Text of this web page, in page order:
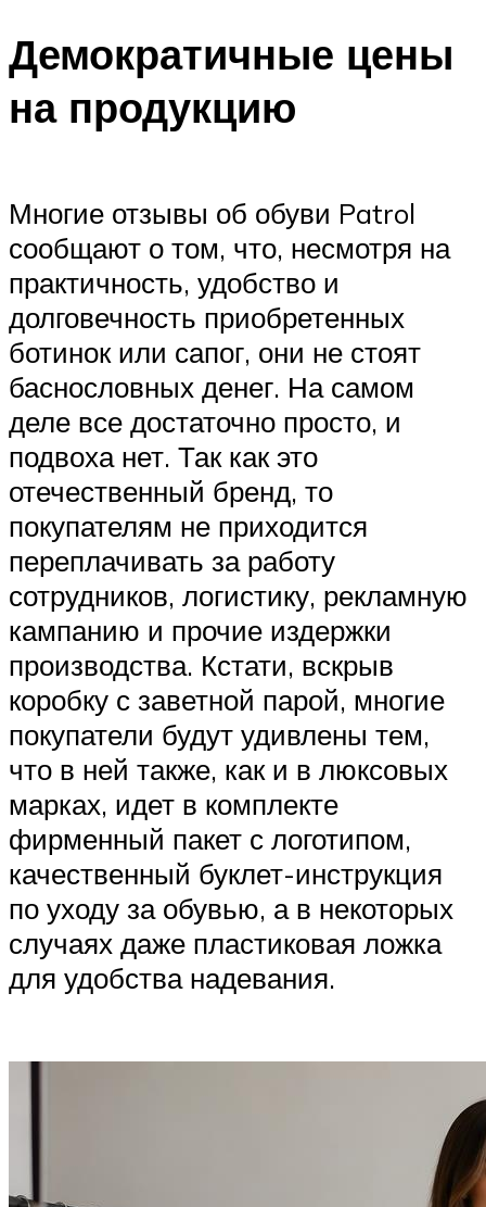
Демократичные цены
на продукцию
Многие отзывы об обуви Patrol
сообщают о том, что, несмотря на
практичность, удобство и
долговечность приобретенных
ботинок или сапог, они не стоят
баснословных денег. На самом
деле все достаточно просто, и
подвоха нет. Так как это
отечественный бренд, то
покупателям не приходится
переплачивать за работу
сотрудников, логистику, рекламную
кампанию и прочие издержки
производства. Кстати, вскрыв
коробку с заветной парой, многие
покупатели будут удивлены тем,
что в ней также, как и в люксовых
марках, идет в комплекте
фирменный пакет с логотипом,
качественный буклет-инструкция
по уходу за обувью, а в некоторых
случаях даже пластиковая ложка
для удобства надевания.